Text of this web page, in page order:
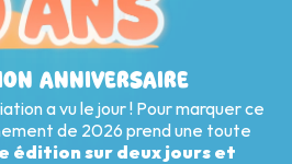
ANNIVERSAIRE
a vu le jour ! Pour marquer ce
de 2026 prend une toute
édition sur deux jours et